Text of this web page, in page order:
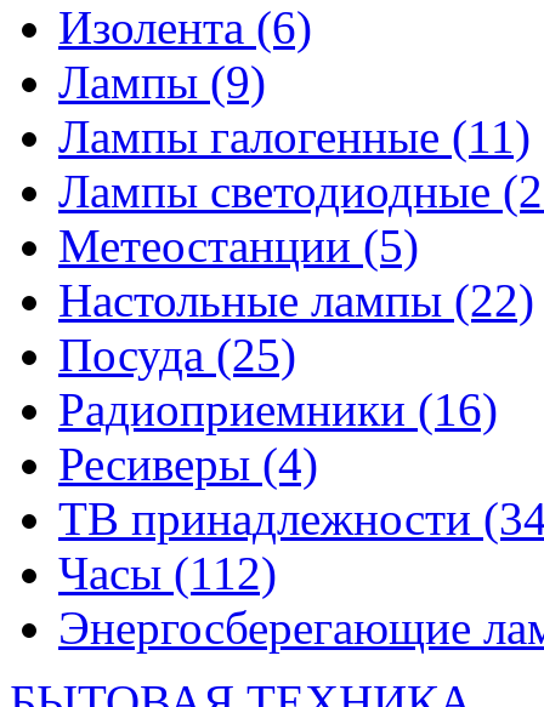
Изолента (6)
Лампы (9)
Лампы галогенные (11)
Лампы светодиодные
Метеостанции (5)
Настольные лампы (22)
Посуда (25)
Радиоприемники (16)
Ресиверы (4)
ТВ принадлежности
Часы (112)
Энергосберегающие